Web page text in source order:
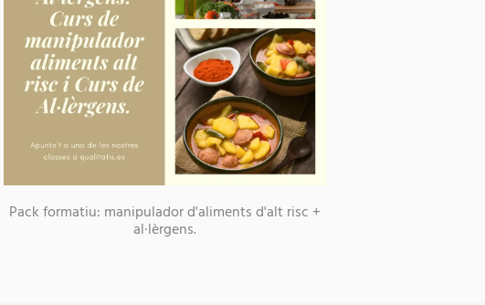
Pack formatiu: manipulador d'aliments d'alt risc +
al·lèrgens.